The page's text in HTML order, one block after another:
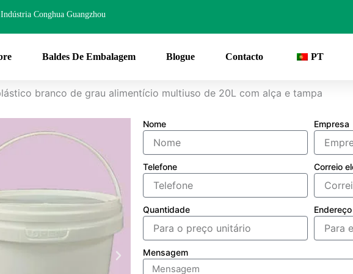
Indústria Conghua Guangzhou
Baldes De Embalagem Blogue Contacto PT
branco de grau alimentício multiuso de 20L com alça e tampa
Nome Empresa
Telefone Correio
Quantidade Endereço
Mensagem